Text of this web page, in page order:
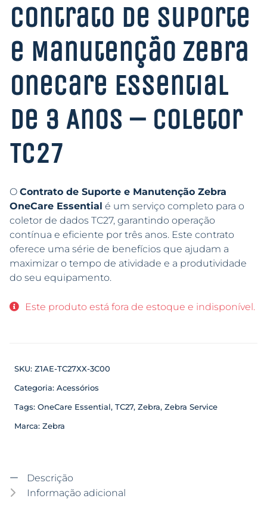
Contrato de Suporte
e Manutenção Zebra
OneCare Essential
de 3 Anos – Coletor
TC27
O Contrato de Suporte e Manutenção Zebra
OneCare Essential é um serviço completo para o
coletor de dados TC27, garantindo operação
contínua e eficiente por três anos. Este contrato
oferece uma série de benefícios que ajudam a
maximizar o tempo de atividade e a produtividade
do seu equipamento.
Este produto está fora de estoque e indisponível.
SKU: Z1AE-TC27XX-3C00
Categoria: Acessórios
Tags: OneCare Essential, TC27, Zebra, Zebra Service
Marca: Zebra
Descrição
Informação adicional